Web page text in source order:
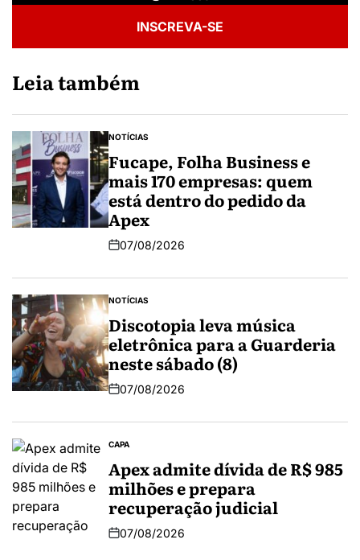
INSCREVA-SE
Leia também
NOTÍCIAS
Fucape, Folha Business e
mais 170 empresas: quem
está dentro do pedido da
Apex
07/08/2026
NOTÍCIAS
Discotopia leva música
eletrônica para a Guarderia
neste sábado (8)
07/08/2026
CAPA
Apex admite dívida de R$ 985
milhões e prepara
recuperação judicial
07/08/2026